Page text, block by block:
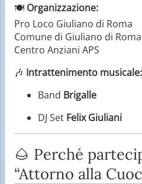
🍽️ Organizzazione:
Pro Loco Giuliano di Roma
Comune di Giuliano di Roma
Centro Anziani APS
🎶 Intrattenimento musicale:
Band Brigalle
DJ Set Felix Giuliani
🌰 Perché
“Attorno alla